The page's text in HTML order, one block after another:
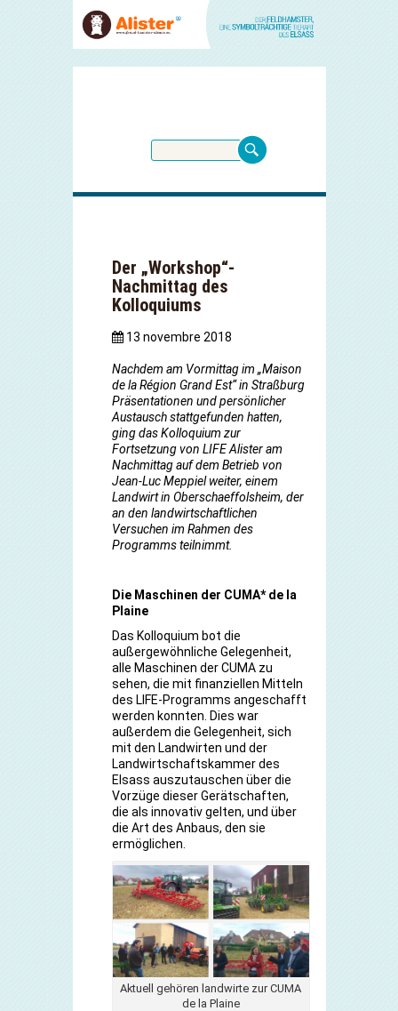
Der „Workshop“-
Nachmittag des
Kolloquiums
13 novembre 2018
Nachdem am Vormittag im „Maison
de la Région Grand Est“ in Straßburg
Präsentationen und persönlicher
Austausch stattgefunden hatten,
ging das Kolloquium zur
Fortsetzung von LIFE Alister am
Nachmittag auf dem Betrieb von
Jean-Luc Meppiel weiter, einem
Landwirt in Oberschaeffolsheim, der
an den landwirtschaftlichen
Versuchen im Rahmen des
Programms teilnimmt.
Die Maschinen der CUMA* de la
Plaine
Das Kolloquium bot die
außergewöhnliche Gelegenheit,
alle Maschinen der CUMA zu
sehen, die mit finanziellen Mitteln
des LIFE-Programms angeschafft
werden konnten. Dies war
außerdem die Gelegenheit, sich
mit den Landwirten und der
Landwirtschaftskammer des
Elsass auszutauschen über die
Vorzüge dieser Gerätschaften,
die als innovativ gelten, und über
die Art des Anbaus, den sie
ermöglichen.
Aktuell gehören landwirte zur CUMA
de la Plaine